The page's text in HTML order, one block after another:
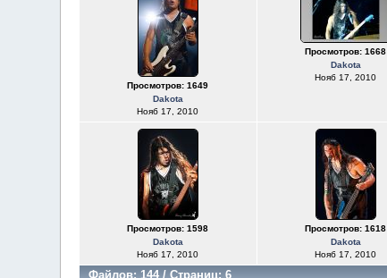
Просмотров: 1649
Dakota
Нояб 17, 2010
Просмотров: 1668
Dakota
Нояб 17, 2010
Просмотров: 1598
Dakota
Нояб 17, 2010
Просмотров: 1618
Dakota
Нояб 17, 2010
Файлов: 144 / Страниц: 6